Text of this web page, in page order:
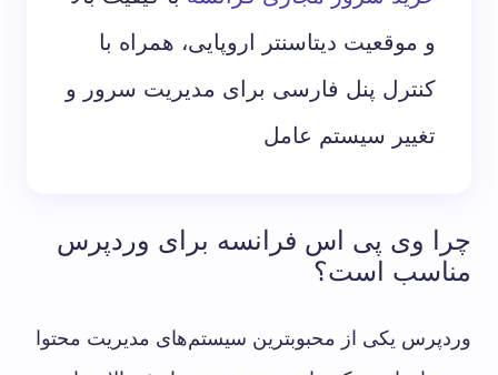
و موقعیت دیتاسنتر اروپایی، همراه با
کنترل پنل فارسی برای مدیریت سرور و
تغییر سیستم عامل
چرا وی پی اس فرانسه برای وردپرس
مناسب است؟
وردپرس یکی از محبوبترین سیستم‌های مدیریت محتوا